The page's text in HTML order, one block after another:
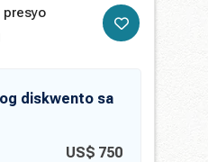
diskwento sa
US$ 750